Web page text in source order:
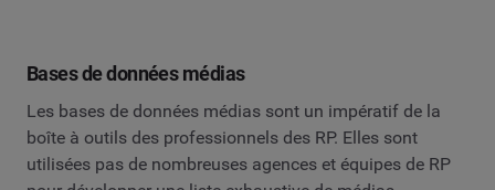
Bases de données médias
Les bases de données médias sont un impératif de la
boîte à outils des professionnels des RP. Elles sont
utilisées pas de nombreuses agences et équipes de RP